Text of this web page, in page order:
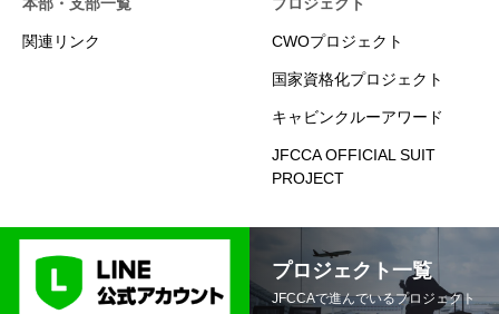
関連リンク CWOプロジェクト
国家資格化プロジェクト
キャビンクルーアワード
JFCCA OFFICIAL SUIT
PROJECT
プロジェクト一覧
JFCCAで進んでいるプロジェクト